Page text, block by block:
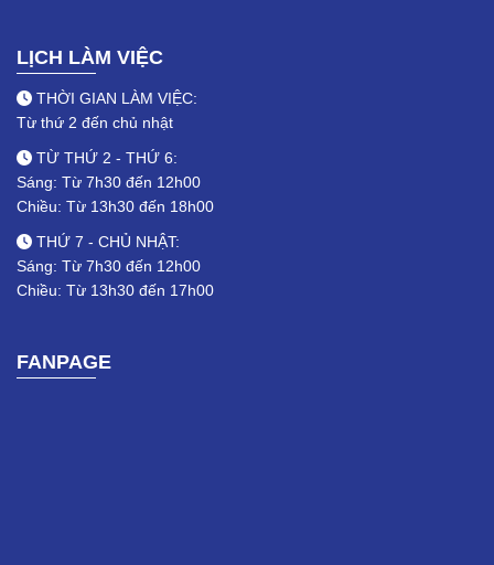
LỊCH LÀM VIỆC
THỜI GIAN LÀM VIỆC:
Từ thứ 2 đến chủ nhật
TỪ THỨ 2 - THỨ 6:
Sáng: Từ 7h30 đến 12h00
Chiều: Từ 13h30 đến 18h00
THỨ 7 - CHỦ NHẬT:
Sáng: Từ 7h30 đến 12h00
Chiều: Từ 13h30 đến 17h00
FANPAGE